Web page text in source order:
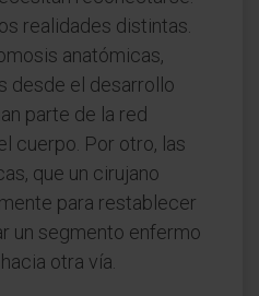
realidades distintas.
anatómicas,
desde el desarrollo
parte de la red
cuerpo. Por otro, las
que un cirujano
para restablecer
un segmento enfermo
otra vía.